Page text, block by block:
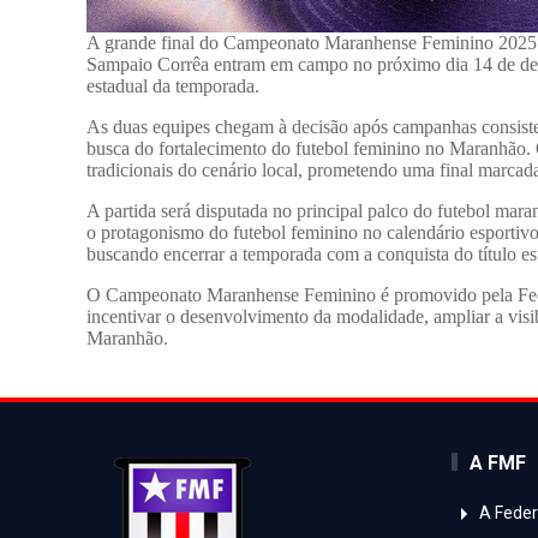
A grande final do Campeonato Maranhense Feminino 2025
Sampaio Corrêa entram em campo no próximo dia 14 de
estadual da temporada.
As duas equipes chegam à decisão após campanhas
busca do fortalecimento do futebol feminino no
tradicionais do cenário local, prometendo uma final
A partida será disputada no principal palco do futebol
o protagonismo do futebol feminino no calendário
buscando encerrar a temporada com a conquista do título
O Campeonato Maranhense Feminino é promovido pela
incentivar o desenvolvimento da modalidade, ampliar a
Maranhão.
A FMF
A